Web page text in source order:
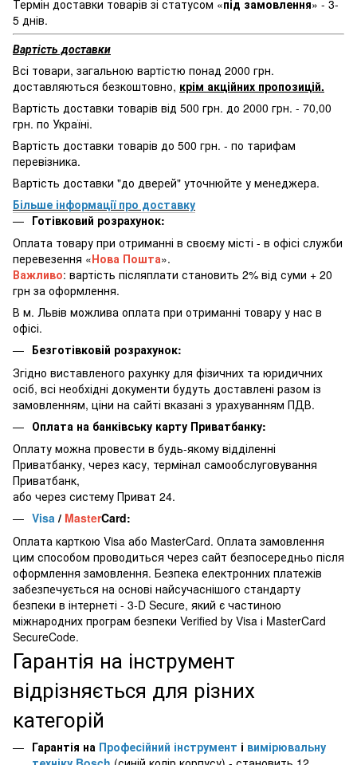
Термін доставки товарів зі статусом «під замовлення» - 3-
5 днів.
Вартість доставки
Всі товари, загальною вартістю понад 2000 грн.
доставляються безкоштовно, крім акційних пропозицій.
Вартість доставки товарів від 500 грн. до 2000 грн. - 70,00
грн. по Україні.
Вартість доставки товарів до 500 грн. - по тарифам
перевізника.
Вартість доставки "до дверей" уточнюйте у менеджера.
Більше інформації про доставку
Готівковий розрахунок:
Оплата товару при отриманні в своєму місті - в офісі служби
перевезення «Нова Пошта».
Важливо: вартість післяплати становить 2% від суми + 20
грн за оформлення.
В м. Львів можлива оплата при отриманні товару у нас в
офісі.
Безготівковій розрахунок:
Згідно виставленого рахунку для фізичних та юридичних
осіб, всі необхідні документи будуть доставлені разом із
замовленням, ціни на сайті вказані з урахуванням ПДВ.
Оплата на банківську карту Приватбанку:
Оплату можна провести в будь-якому відділенні
Приватбанку, через касу, термінал самообслуговування
Приватбанк,
або через систему Приват 24.
Visa / MasterCard:
Оплата карткою Visa або MasterCard. Оплата замовлення
цим способом проводиться через сайт безпосередньо після
оформлення замовлення. Безпека електронних платежів
забезпечується на основі найсучаснішого стандарту
безпеки в інтернеті - 3-D Secure, який є частиною
міжнародних програм безпеки Verified by Visa і MasterCard
SecureCode.
Гарантія на інструмент
відрізняється для різних
категорій
Гарантія на Професійний інструмент і вимірювальну